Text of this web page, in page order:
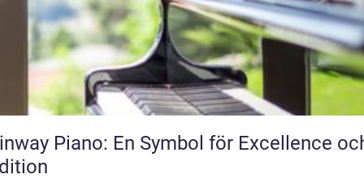
Piano: En Symbol för Excellence